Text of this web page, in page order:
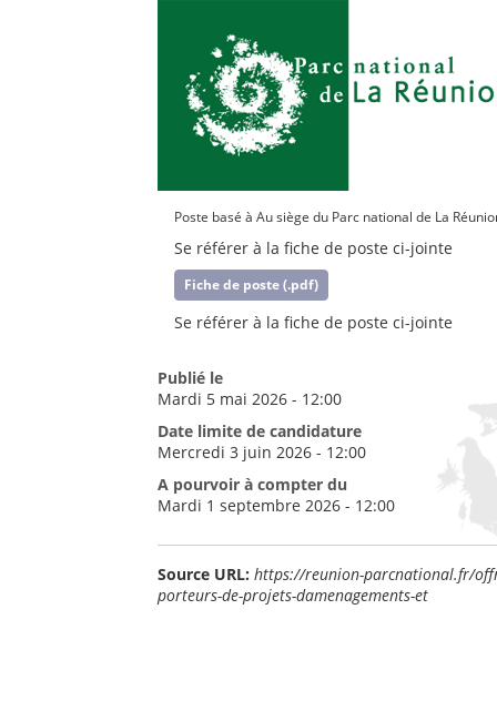
Poste basé à Au siège du Parc national de La
Se référer à la fiche de poste ci-jointe
Fiche de poste (.pdf)
Se référer à la fiche de poste ci-jointe
Publié le
Mardi 5 mai 2026 - 12:00
Date limite de candidature
Mercredi 3 juin 2026 - 12:00
A pourvoir à compter du
Mardi 1 septembre 2026 - 12:00
Source URL: https://reunion-parcnational.fr/
porteurs-de-projets-damenagements-et